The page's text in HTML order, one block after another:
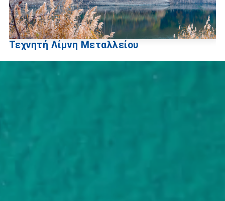
Τεχνητή Λίμνη Μεταλλείου